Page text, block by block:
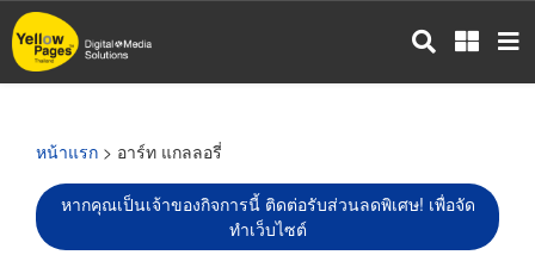
ข้าม
ไป
หน้าแรก > อาร์ท แกลลอรี่
หากคุณเป็นเจ้าของกิจการนี้ ติดต่อรับส่วนลดพิเศษ! เพื่อจัด
ทำเว็บไซต์